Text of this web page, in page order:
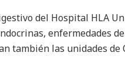
del Hospital HLA
enfermedades
también las unidades